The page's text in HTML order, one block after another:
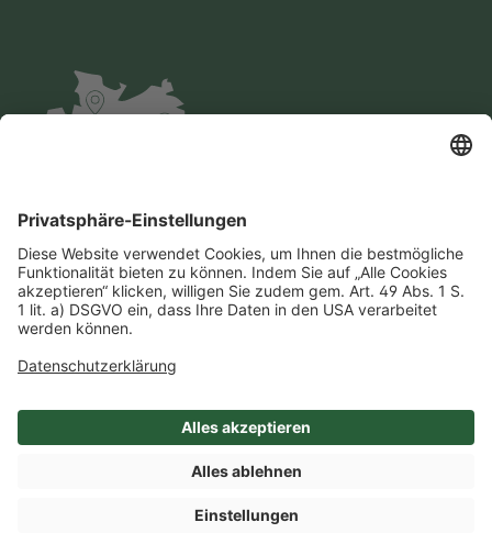
Impressum Datenschutz
AGB
Cookie-Einstellungen
Compliance